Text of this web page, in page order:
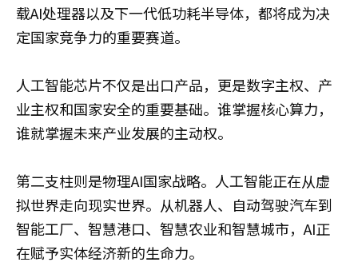
载AI处理器以及下一代低功耗半导体，都将成为决
定国家竞争力的重要赛道。
人工智能芯片不仅是出口产品，更是数字主权、产
业主权和国家安全的重要基础。谁掌握核心算力，
谁就掌握未来产业发展的主动权。
第二支柱则是物理AI国家战略。人工智能正在从虚
拟世界走向现实世界。从机器人、自动驾驶汽车到
智能工厂、智慧港口、智慧农业和智慧城市，AI正
在赋予实体经济新的生命力。